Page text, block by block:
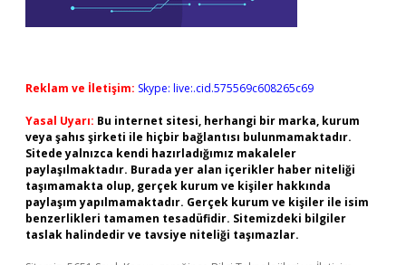
Reklam ve İletişim: Skype: live:.cid.575569c608265c69
Yasal Uyarı: Bu internet sitesi, herhangi bir marka, kurum
veya şahıs şirketi ile hiçbir bağlantısı bulunmamaktadır.
Sitede yalnızca kendi hazırladığımız makaleler
paylaşılmaktadır. Burada yer alan içerikler haber niteliği
taşımamakta olup, gerçek kurum ve kişiler hakkında
paylaşım yapılmamaktadır. Gerçek kurum ve kişiler ile isim
benzerlikleri tamamen tesadüfidir. Sitemizdeki bilgiler
taslak halindedir ve tavsiye niteliği taşımazlar.